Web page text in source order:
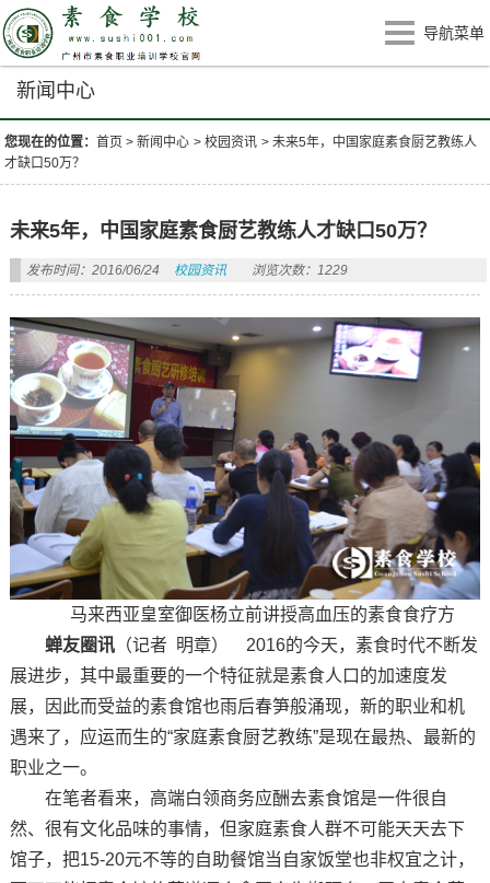
导航菜单
新闻中心
您现在的位置：首页 >新闻中心 >校园资讯 >未来5年，中国家庭素食厨艺教练人
才缺口50万？
未来5年，中国家庭素食厨艺教练人才缺口50万？
发布时间：2016/06/24 校园资讯 浏览次数：1229
马来西亚皇室御医杨立前讲授高血压的素食食疗方
蝉友圈讯（记者 明章） 2016的今天，素食时代不断发
展进步，其中最重要的一个特征就是素食人口的加速度发
展，因此而受益的素食馆也雨后春笋般涌现，新的职业和机
遇来了，应运而生的“家庭素食厨艺教练”是现在最热、最新的
职业之一。
在笔者看来，高端白领商务应酬去素食馆是一件很自
然、很有文化品味的事情，但家庭素食人群不可能天天去下
馆子，把15-20元不等的自助餐馆当自家饭堂也非权宜之计，